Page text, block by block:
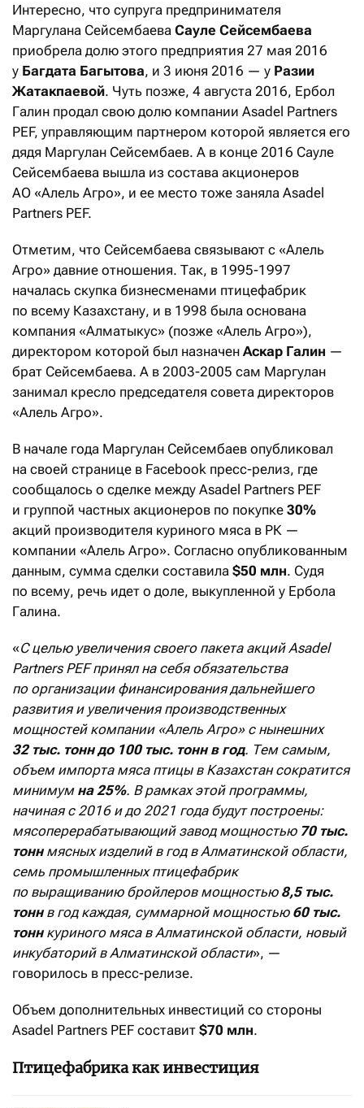
Интересно, что супруга предпринимателя
Маргулана Сейсембаева Сауле Сейсембаева
приобрела долю этого предприятия 27 мая 2016
у Багдата Багытова, и 3 июня 2016 — у Разии
Жатакпаевой. Чуть позже, 4 августа 2016, Ербол
Галин продал свою долю компании Asadel Partners
PEF, управляющим партнером которой является его
дядя Маргулан Сейсембаев. А в конце 2016 Сауле
Сейсембаева вышла из состава акционеров
АО «Алель Агро», и ее место тоже заняла Asadel
Partners PEF.
Отметим, что Сейсембаева связывают с «Алель
Агро» давние отношения. Так, в 1995-1997
началась скупка бизнесменами птицефабрик
по всему Казахстану, и в 1998 была основана
компания «Алматыкус» (позже «Алель Агро»),
директором которой был назначен Аскар Галин —
брат Сейсембаева. А в 2003-2005 сам Маргулан
занимал кресло председателя совета директоров
«Алель Агро».
В начале года Маргулан Сейсембаев опубликовал
на своей странице в Facebook пресс-релиз, где
сообщалось о сделке между Asadel Partners PEF
и группой частных акционеров по покупке 30%
акций производителя куриного мяса в РК —
компании «Алель Агро». Согласно опубликованным
данным, сумма сделки составила $50 млн. Судя
по всему, речь идет о доле, выкупленной у Ербола
Галина.
«С целью увеличения своего пакета акций Asadel
Partners PEF принял на себя обязательства
по организации финансирования дальнейшего
развития и увеличения производственных
мощностей компании «Алель Агро» с нынешних
32 тыс. тонн до 100 тыс. тонн в год. Тем самым,
объем импорта мяса птицы в Казахстан сократится
минимум на 25%. В рамках этой программы,
начиная с 2016 и до 2021 года будут построены:
мясоперерабатывающий завод мощностью 70 тыс.
тоннмясных изделий в год в Алматинской области,
семь промышленных птицефабрик
по выращиванию бройлеров мощностью 8,5 тыс.
тоннв год каждая, суммарной мощностью 60 тыс.
тоннкуриного мяса в Алматинской области, новый
инкубаторий в Алматинской области», —
говорилось в пресс-релизе.
Объем дополнительных инвестиций со стороны
Asadel Partners PEF составит $70 млн.
Птицефабрика как инвестиция